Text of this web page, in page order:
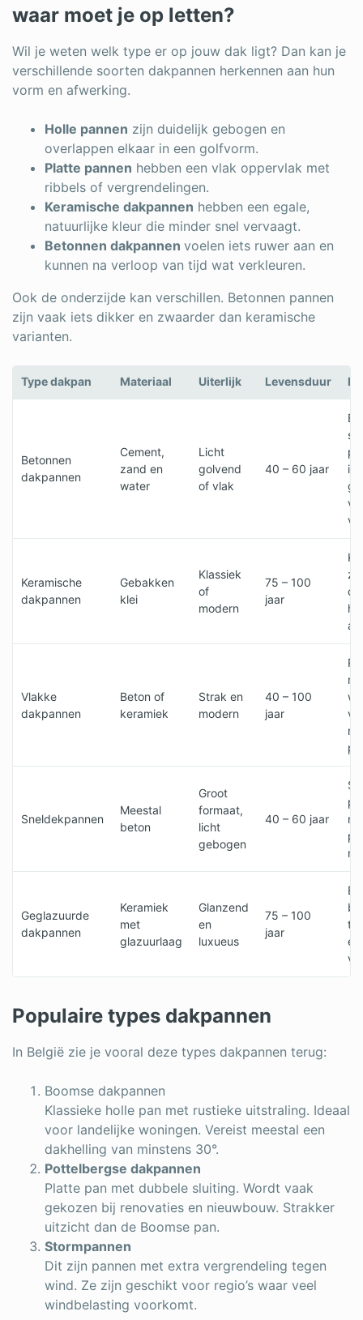
waar moet je op letten?
Wil je weten welk type er op jouw dak ligt? Dan kan je
verschillende soorten dakpannen herkennen aan hun
vorm en afwerking.
Holle pannen zijn duidelijk gebogen en
overlappen elkaar in een golfvorm.
Platte pannen hebben een vlak oppervlak met
ribbels of vergrendelingen.
Keramische dakpannen hebben een egale,
natuurlijke kleur die minder snel vervaagt.
Betonnen dakpannen voelen iets ruwer aan en
kunnen na verloop van tijd wat verkleuren.
Ook de onderzijde kan verschillen. Betonnen pannen
zijn vaak iets dikker en zwaarder dan keramische
varianten.
Type dakpan Materiaal Uiterlijk Levensduur
Betonnen
dakpannen
Cement,
zand en
water
Licht
golvend
of vlak
40 – 60 jaar
Keramische
dakpannen
Gebakken
klei
Klassiek
of
modern
75 – 100
jaar
Vlakke
dakpannen
Beton of
keramiek
Strak en
modern
40 – 100
jaar
Sneldekpannen
Meestal
beton
Groot
formaat,
licht
gebogen
40 – 60 jaar
Geglazuurde
dakpannen
Keramiek
met
glazuurlaag
Glanzend
en
luxueus
75 – 100
jaar
en
Populaire types dakpannen
In België zie je vooral deze types dakpannen terug:
Boomse dakpannen
Klassieke holle pan met rustieke uitstraling. Ideaal
voor landelijke woningen. Vereist meestal een
dakhelling van minstens 30°.
Pottelbergse dakpannen
Platte pan met dubbele sluiting. Wordt vaak
gekozen bij renovaties en nieuwbouw. Strakker
uitzicht dan de Boomse pan.
Stormpannen
Dit zijn pannen met extra vergrendeling tegen
wind. Ze zijn geschikt voor regio’s waar veel
windbelasting voorkomt.